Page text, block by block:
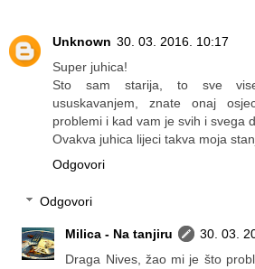
Unknown 30. 03. 2016. 10:17
Super juhica!
Sto sam starija, to sve
ususkavanjem, znate onaj
problemi i kad vam je svih i svega
Ovakva juhica lijeci takva moja
Odgovori
Odgovori
Milica - Na tanjiru
30. 03.
Draga Nives, žao mi je što